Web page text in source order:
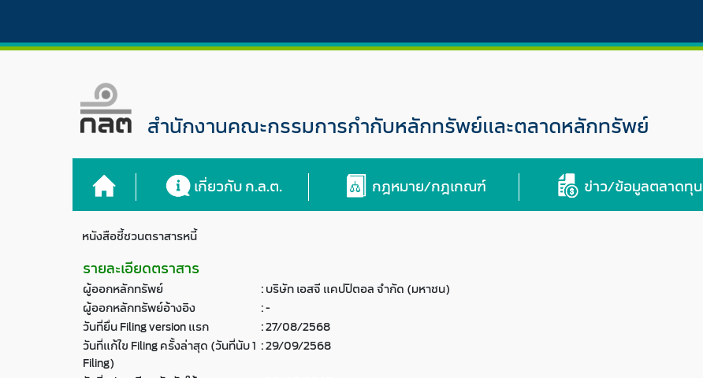
สำนักงานคณะกรรมการกำกับหลักทรัพย์และตลาดหลักทรัพย์
เกี่ยวกับ ก.ล.ต. กฎหมาย/กฎเกณฑ์ ข่าว/ข้อมูลตลาดทุน
หนังสือชี้ชวนตราสารหนี้
รายละเอียดตราสาร
ผู้ออกหลักทรัพย์ :บริษัท เอสจี แคปปิตอล จำกัด (มหาชน)
ผู้ออกหลักทรัพย์อ้างอิง
:-
วันที่ยื่น Filing version แรก
:27/08/2568
วันที่แก้ไข Filing ครั้งล่าสุด (วันที่นับ 1
Filing)
:29/09/2568